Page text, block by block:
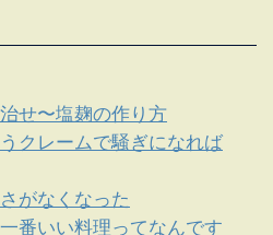
せ〜塩麹の作り方
クレームで騒ぎになれば
がなくなった
番いい料理ってなんです